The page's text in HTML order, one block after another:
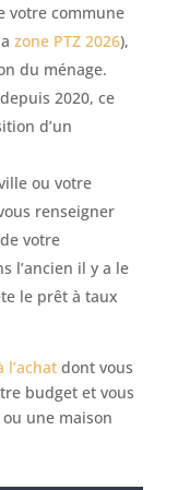
votre commune
zone PTZ 2026),
du ménage.
2020, ce
d’un
ou votre
renseigner
votre
l’ancien il y a le
le prêt à taux
l’achat dont vous
budget et vous
une maison